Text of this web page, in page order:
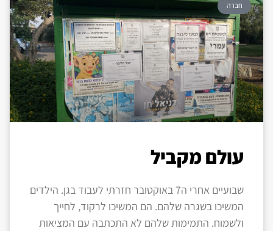
חברה
עולם מקביל
שבועיים אחרי ה7 באוקטובר חזרתי לעבוד בגן. הילדים
המשיכו בשגרה שלהם. הם המשיכו לרקוד, לחייך
ולשמוח. התמימות שלהם לא התכתבה עם המציאות